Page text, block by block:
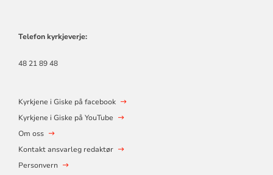
Telefon kyrkjeverje:
48 21 89 48
Kyrkjene i Giske på facebook
Kyrkjene i Giske på YouTube
Om oss
Kontakt ansvarleg redaktør
Personvern